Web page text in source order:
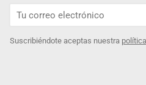
Suscribiéndote aceptas nuestra